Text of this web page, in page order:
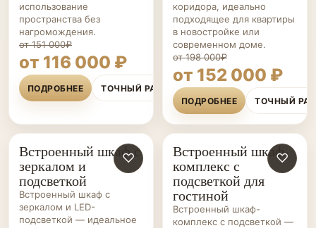
использование
пространства без
нагромождения.
от 151 000₽
от 116 000 ₽
ПОДРОБНЕЕ ТОЧНЫЙ РАСЧЁТ
коридора, идеально
подходящее для квартиры
в новостройке или
современном доме.
от 198 000₽
от 152 000 ₽
ПОДРОБНЕЕ ТОЧНЫЙ
ШКАФЫ НА ЗАКАЗ ♡
Встроенный шкаф с
зеркалом и
подсветкой
Встроенный шкаф с
зеркалом и LED-
подсветкой — идеальное
ШКАФЫ НА ЗАКАЗ ♡
Встроенный шкаф-
комплекс с
подсветкой для
гостиной
Встроенный шкаф-
комплекс с подсветкой —